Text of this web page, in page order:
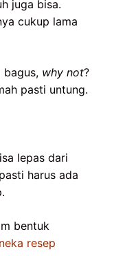
juga bisa.
cukup lama
bagus, why not?
pasti untung.
lepas dari
harus ada
bentuk
resep